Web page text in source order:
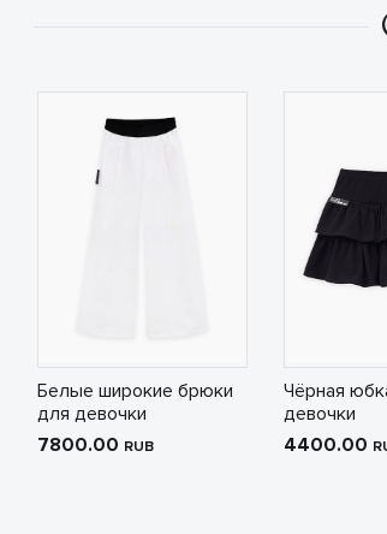
Белые широкие брюки
для девочки
7800.00 RUB
Чёрная
девочки
4400.00